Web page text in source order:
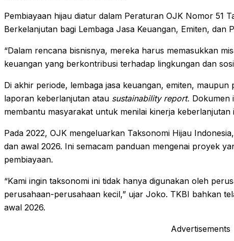
Pembiayaan hijau diatur dalam Peraturan OJK Nomor 51
Berkelanjutan bagi Lembaga Jasa Keuangan, Emiten, dan
“Dalam rencana bisnisnya, mereka harus memasukkan
keuangan yang berkontribusi terhadap lingkungan dan
Di akhir periode, lembaga jasa keuangan, emiten,
laporan keberlanjutan atau sustainability report. Dokumen
membantu masyarakat untuk menilai kinerja keberlanjutan
Pada 2022, OJK mengeluarkan Taksonomi Hijau
dan awal 2026. Ini semacam panduan mengenai proyek
pembiayaan.
“Kami ingin taksonomi ini tidak hanya digunakan oleh
perusahaan-perusahaan kecil,” ujar Joko. TKBI bahkan
awal 2026.
Advertisements